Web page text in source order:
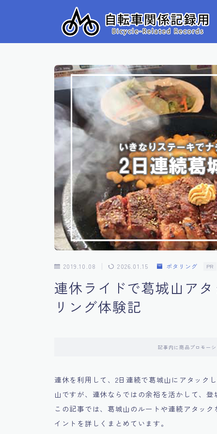
2019.10.08 2026.01.15 ポタリング PR
連休ライドで葛城山ア
リング体験記
記事内に商品プロモー
連休を利用して、2日連続で葛城山にアタック
山ですが、連休ならではの余裕を活かして、
この記事では、葛城山のルートや連続アタッ
イントを詳しくまとめています。